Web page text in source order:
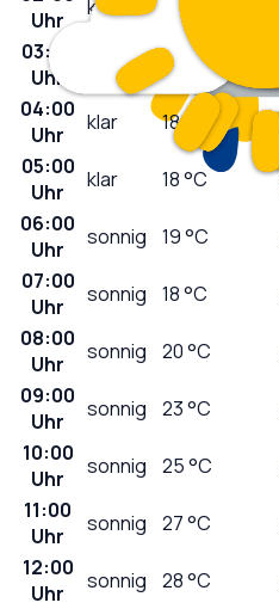
Uhr
klar 19
03:00
Uhr
klar 19 °C
04:00
Uhr
klar 18°C
05:00
Uhr
klar 18°C
06:00
Uhr
sonnig 19°C
07:00
Uhr
sonnig 18°C
08:00
Uhr
sonnig 20°C
09:00
Uhr
sonnig 23°C
10:00
Uhr
sonnig 25°C
11:00
Uhr
sonnig 27°C
12:00
Uhr
sonnig 28°C